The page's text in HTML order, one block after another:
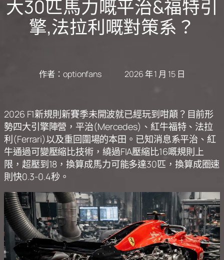
大30匹馬力嘅平治&福特引
擎,法拉利嘅對策系？
作者：optionfans 2026 年 1 月 15 日
2026 F1新規則新賽季未開波就已經玩到咁顛？目前形
勢四大引擎陣營，平治(Mercedes)、紅牛福特、法拉
利(Ferrari)以及重回圍場的本田。已知消息系平治、紅
牛通過可變壓縮比技術，繞過FIA壓縮比16嘅規則上
限，超壓到18，換算成馬力可能多達30匹，換算成圈速
則快0.3-0.4秒。